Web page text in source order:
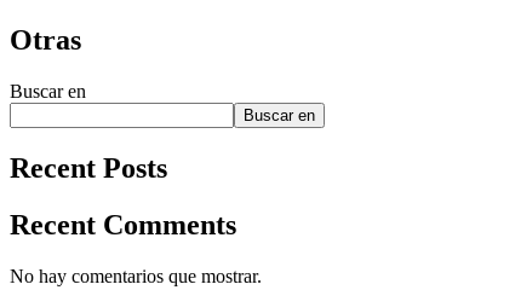
Otras
Buscar en
Buscar en
Recent Posts
Recent Comments
No hay comentarios que mostrar.